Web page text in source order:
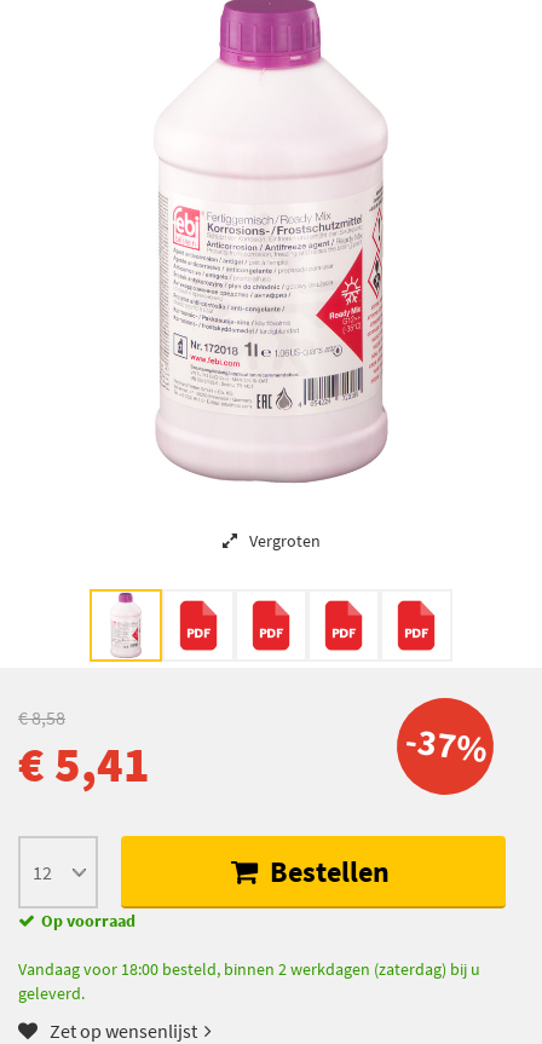
Vergroten
-37%
€ 8,58
€ 5,41
Bestellen
Op voorraad
Vandaag voor 18:00 besteld, binnen 2 werkdagen (zaterdag) bij u
geleverd.
Zet op wensenlijst